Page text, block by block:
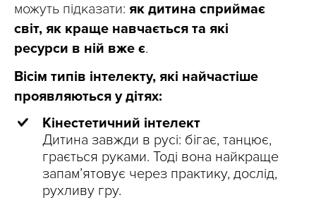
можуть підказати: як дитина сприймає
світ, як краще навчається та які
ресурси в ній вже є.
Вісім типів інтелекту, які найчастіше
проявляються у дітях:
Кінестетичний інтелект
Дитина завжди в русі: бігає, танцює,
грається руками. Тоді вона найкраще
запам’ятовує через практику, дослід,
рухливу гру.